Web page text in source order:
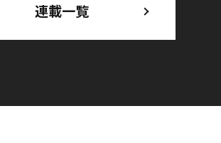
連載一覧